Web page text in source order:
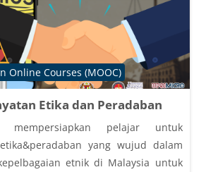
Etika dan Peradaban
Online Courses (MOOC)
pelajar untuk
yang wujud dalam
etnik di Malaysia untuk